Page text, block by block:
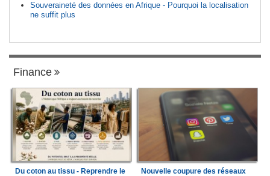
Souveraineté des données en Afrique - Pourquoi la localisation
ne suffit plus
Finance
Du coton au tissu - Reprendre le
Nouvelle coupure des réseaux